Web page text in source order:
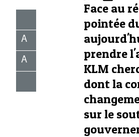
A
A
Face au
pointée
prendre
KLM
dont la
sur le